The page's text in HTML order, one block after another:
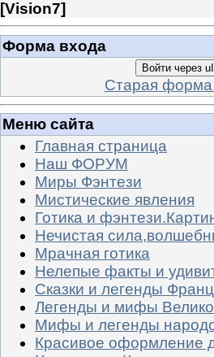
[Vision7]
Форма входа
Войти через
Старая форма
Меню сайта
Главная страница
Наш ФОРУМ
Миры Фэнтези
Мистические явления
Готика и
Нечистая
Мрачная готика
Нелепые факты и
Сказки и легенды
Легенды и мифы
Мифы и легенды
Красивое оформление